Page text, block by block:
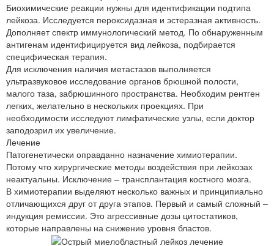
Биохимические реакции нужны для идентификации подтипа
лейкоза. Исследуется пероксидазная и эстеразная активность.
Дополняет спектр иммунологический метод. По обнаруженным
антигенам идентифицируется вид лейкоза, подбирается
специфическая терапия.
Для исключения наличия метастазов выполняется
ультразвуковое исследование органов брюшной полости,
малого таза, забрюшинного пространства. Необходим рентген
легких, желательно в нескольких проекциях. При
необходимости исследуют лимфатические узлы, если доктор
заподозрил их увеличение.
Лечение
Патогенетически оправданно назначение химиотерапии.
Потому что хирургические методы воздействия при лейкозах
неактуальны. Исключение – трансплантация костного мозга.
В химиотерапии выделяют несколько важных и принципиально
отличающихся друг от друга этапов. Первый и самый сложный –
индукция ремиссии. Это агрессивные дозы цитостатиков,
которые направлены на снижение уровня бластов.